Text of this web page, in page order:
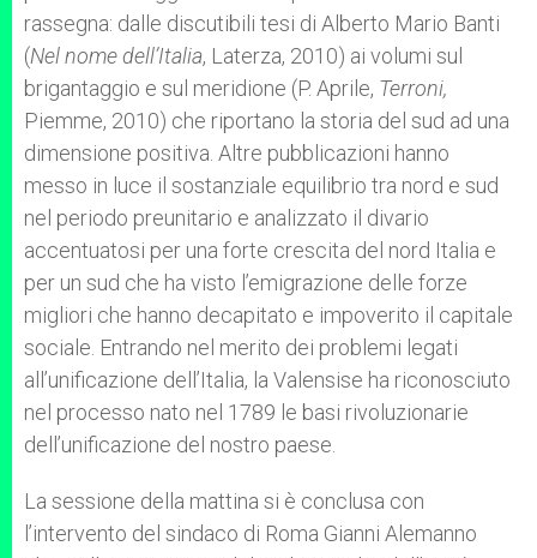
rassegna: dalle discutibili tesi di Alberto Mario Banti
(Nel nome dell’Italia, Laterza, 2010) ai volumi sul
brigantaggio e sul meridione (P. Aprile, Terroni,
Piemme, 2010) che riportano la storia del sud ad una
dimensione positiva. Altre pubblicazioni hanno
messo in luce il sostanziale equilibrio tra nord e sud
nel periodo preunitario e analizzato il divario
accentuatosi per una forte crescita del nord Italia e
per un sud che ha visto l’emigrazione delle forze
migliori che hanno decapitato e impoverito il capitale
sociale. Entrando nel merito dei problemi legati
all’unificazione dell’Italia, la Valensise ha riconosciuto
nel processo nato nel 1789 le basi rivoluzionarie
dell’unificazione del nostro paese.
La sessione della mattina si è conclusa con
l’intervento del sindaco di Roma Gianni Alemanno